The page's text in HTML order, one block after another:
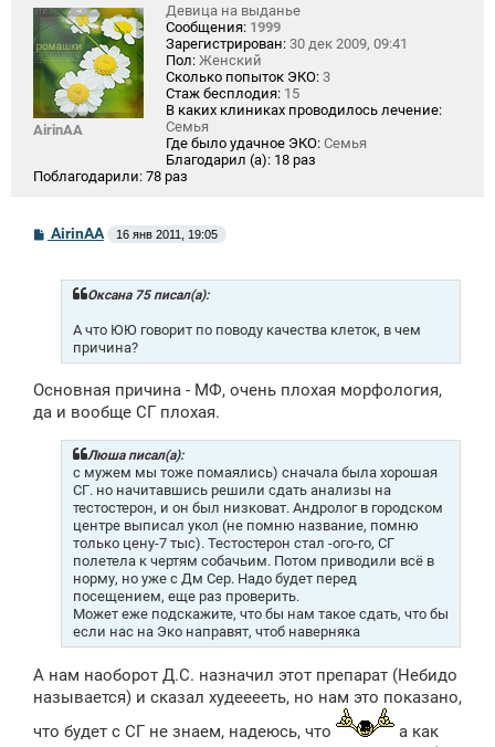
AirinAA
Девица на выданье
Сообщения: 1999
Зарегистрирован: 30 дек 2009, 09:41
Пол: Женский
Сколько попыток ЭКО: 3
Стаж бесплодия: 15
В каких клиниках проводилось лечение:
Семья
Где было удачное ЭКО: Семья
Благодарил (а): 18 раз
Поблагодарили: 78 раз
С
AirinAA 16 янв 2011, 19:05
Оксана 75 писал(а):
А что ЮЮ говорит по поводу качества клеток, в чем
причина?
Основная причина - МФ, очень плохая морфология,
да и вообще СГ плохая.
Люша писал(а):
с мужем мы тоже помаялись) сначала была хорошая
СГ. но начитавшись решили сдать анализы на
тестостерон, и он был низковат. Андролог в городском
центре выписал укол (не помню название, помню
только цену-7 тыс). Тестостерон стал -ого-го, СГ
полетела к чертям собачьим. Потом приводили всё в
норму, но уже с Дм Сер. Надо будет перед
посещением, еще раз проверить.
Может еже подскажите, что бы нам такое сдать, что бы
если нас на Эко направят, чтоб наверняка
А нам наоборот Д.С. назначил этот препарат (Небидо
называется) и сказал худееееть, но нам это показано,
что будет с СГ не знаем, надеюсь, что
а как